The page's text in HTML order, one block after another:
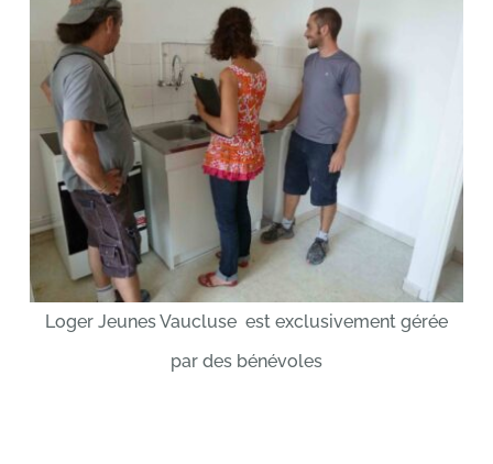
Loger Jeunes Vaucluse est exclusivement gérée
par des bénévoles